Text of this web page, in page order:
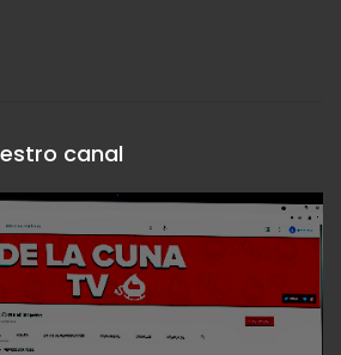
canal